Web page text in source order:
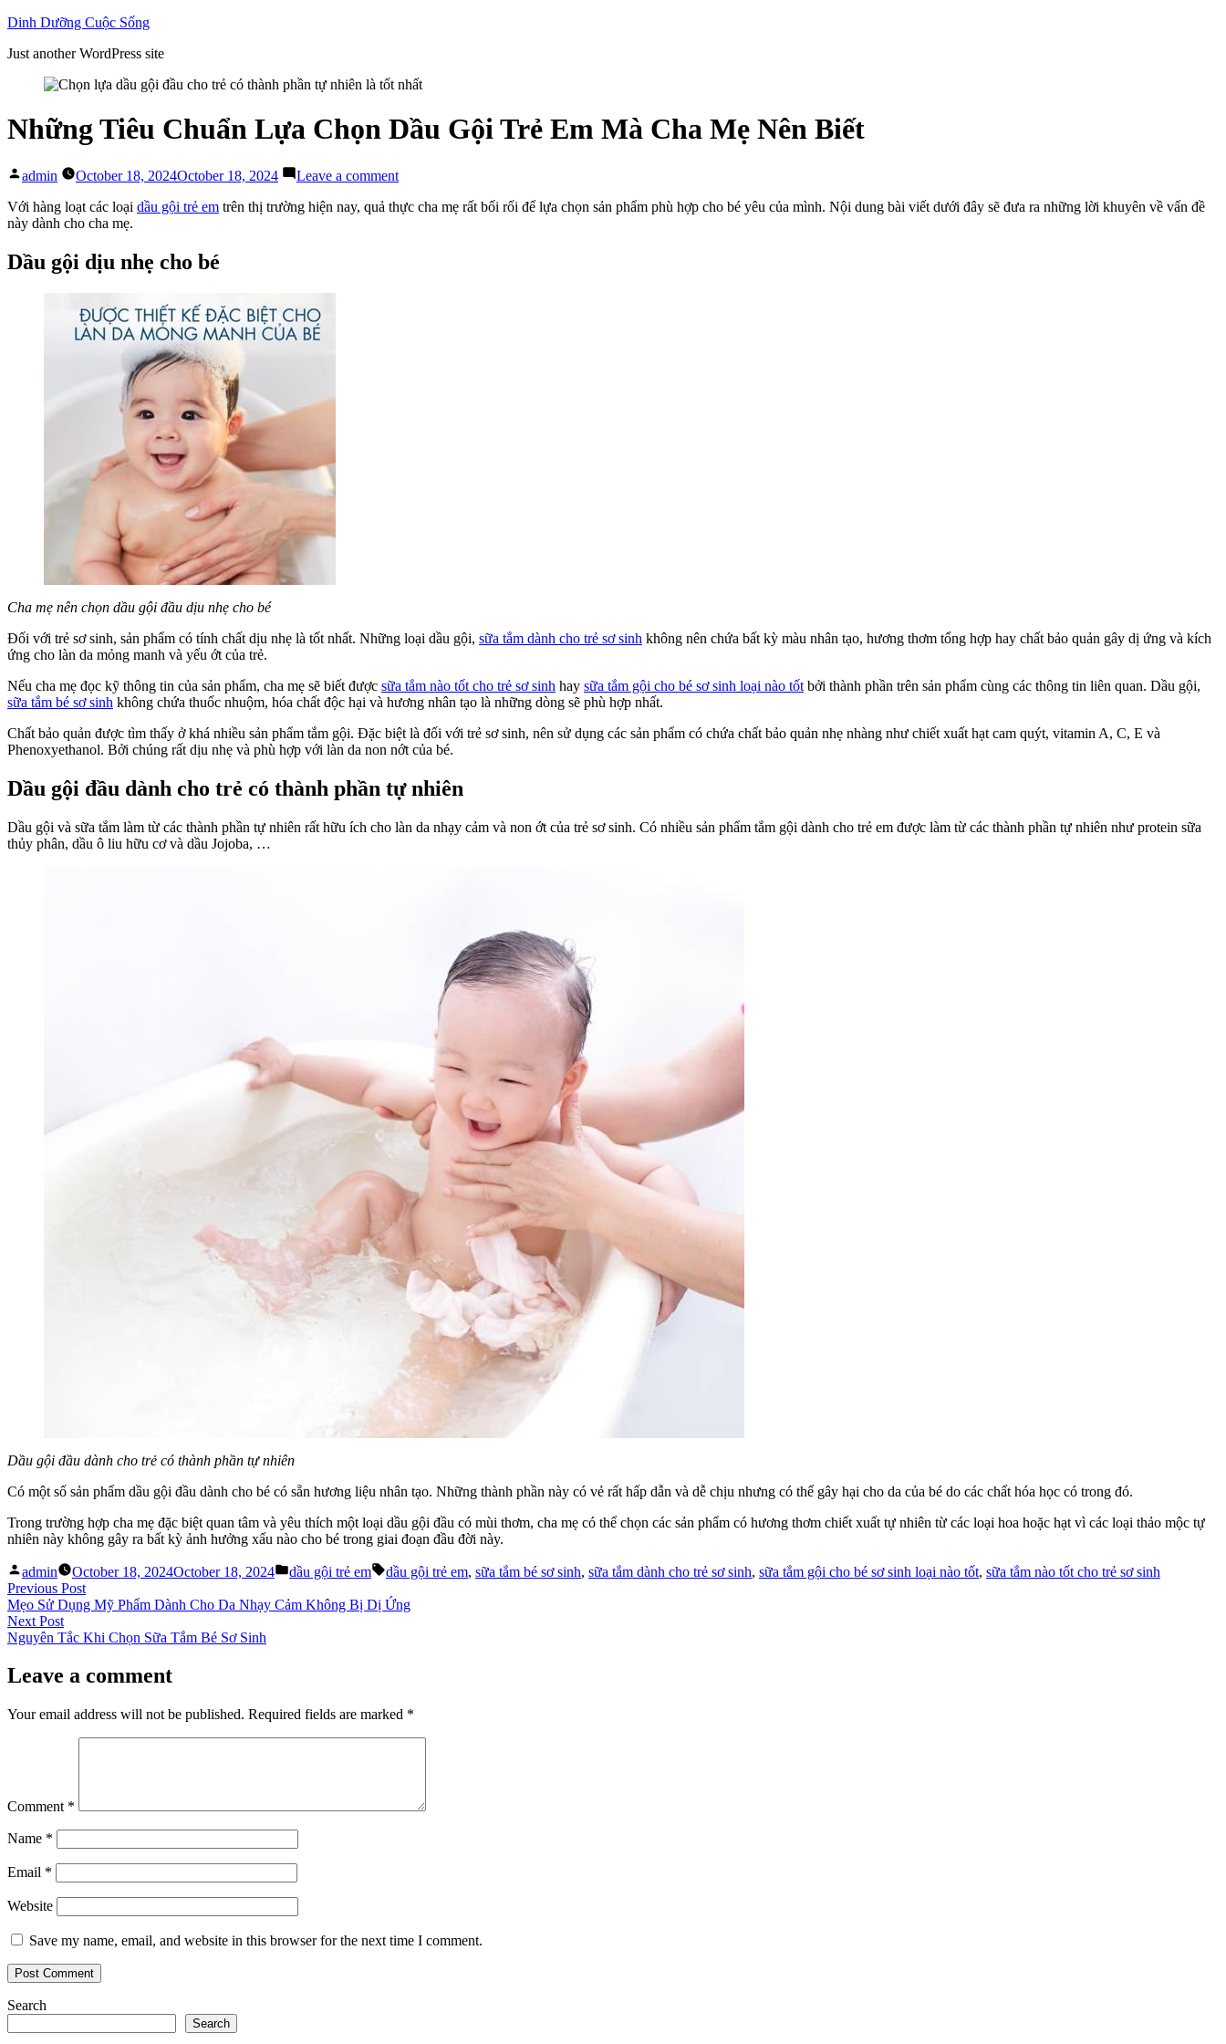
Skip
content
Dinh Dưỡng Cuộc Sống
Just another WordPress site
Những Tiêu Chuẩn Lựa Chọn Dầu Gội Trẻ Em Mà Cha Mẹ Nên Biết
Posted
admin October 18, 2024October 18, 2024 Leave a commenton
Tiêu
Với hàng loạt các loại dầu gội trẻ em trên thị trường hiện nay, quả thực cha mẹ rất bối rối để lựa chọn sản phẩm phù hợp cho bé yêu của mình. Nội dung bài viết dưới đây sẽ đưa ra những lời khuyên về vấn đề
này dành cho cha mẹ.
Dầu gội dịu nhẹ cho bé
Cha mẹ nên chọn dầu gội đầu dịu nhẹ cho bé
Đối với trẻ sơ sinh, sản phẩm có tính chất dịu nhẹ là tốt nhất. Những loại dầu gội, sữa tắm dành cho trẻ sơ sinh không nên chứa bất kỳ màu nhân tạo, hương thơm tổng hợp hay chất bảo quản gây dị ứng và kích
ứng cho làn da mỏng manh và yếu ớt của trẻ.
Nếu cha mẹ đọc kỹ thông tin của sản phẩm, cha mẹ sẽ biết được sữa tắm nào tốt cho trẻ sơ sinh hay sữa tắm gội cho bé sơ sinh loại nào tốt bởi thành phần trên sản phẩm cùng các thông tin liên quan. Dầu gội,
sữa tắm bé sơ sinh không chứa thuốc nhuộm, hóa chất độc hại và hương nhân tạo là những dòng sẽ phù hợp nhất.
Chất bảo quản được tìm thấy ở khá nhiều sản phẩm tắm gội. Đặc biệt là đối với trẻ sơ sinh, nên sử dụng các sản phẩm có chứa chất bảo quản nhẹ nhàng như chiết xuất hạt cam quýt, vitamin A, C, E và
Phenoxyethanol. Bởi chúng rất dịu nhẹ và phù hợp với làn da non nớt của bé.
Dầu gội đầu dành cho trẻ có thành phần tự nhiên
Dầu gội và sữa tắm làm từ các thành phần tự nhiên rất hữu ích cho làn da nhạy cảm và non ớt của trẻ sơ sinh. Có nhiều sản phẩm tắm gội dành cho trẻ em được làm từ các thành phần tự nhiên như protein sữa
thủy phân, dầu ô liu hữu cơ và dầu Jojoba, …
Dầu gội đầu dành cho trẻ có thành phần tự nhiên
Có một số sản phẩm dầu gội đầu dành cho bé có sẵn hương liệu nhân tạo. Những thành phần này có vẻ rất hấp dẫn và dễ chịu nhưng có thể gây hại cho da của bé do các chất hóa học có trong đó.
Trong trường hợp cha mẹ đặc biệt quan tâm và yêu thích một loại dầu gội đầu có mùi thơm, cha mẹ có thể chọn các sản phẩm có hương thơm chiết xuất tự nhiên từ các loại hoa hoặc hạt vì các loại thảo mộc tự
nhiên này không gây ra bất kỳ ảnh hưởng xấu nào cho bé trong giai đoạn đầu đời này.
Posted
by
admin October 18, 2024October 18, 2024
Posted
dầu gội trẻ em Tags:
dầu gội trẻ em, sữa tắm bé sơ sinh, sữa tắm dành cho trẻ sơ sinh, sữa tắm gội cho bé sơ sinh loại nào tốt, sữa tắm nào tốt cho trẻ sơ sinh
Post
navigation
Previous PostPrevious
post:
Mẹo Sử Dụng Mỹ Phẩm Dành Cho Da Nhạy Cảm Không Bị Dị Ứng
Next PostNext
post:
Nguyên Tắc Khi Chọn Sữa Tắm Bé Sơ Sinh
Leave a comment
Your email address will not be published. Required fields are marked *
Comment *
Name *
Email *
Website
Save my name, email, and website in this browser for the next time I comment.
Search
Search